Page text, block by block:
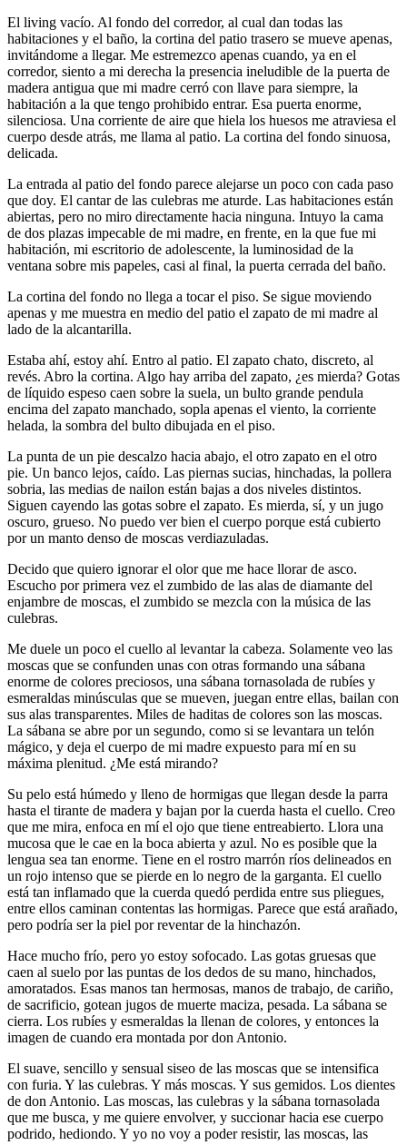
El living vacío. Al fondo del corredor, al cual dan todas las
habitaciones y el baño, la cortina del patio trasero se mueve apenas,
invitándome a llegar. Me estremezco apenas cuando, ya en el
corredor, siento a mi derecha la presencia ineludible de la puerta de
madera antigua que mi madre cerró con llave para siempre, la
habitación a la que tengo prohibido entrar. Esa puerta enorme,
silenciosa. Una corriente de aire que hiela los huesos me atraviesa el
cuerpo desde atrás, me llama al patio. La cortina del fondo sinuosa,
delicada.
La entrada al patio del fondo parece alejarse un poco con cada paso
que doy. El cantar de las culebras me aturde. Las habitaciones están
abiertas, pero no miro directamente hacia ninguna. Intuyo la cama
de dos plazas impecable de mi madre, en frente, en la que fue mi
habitación, mi escritorio de adolescente, la luminosidad de la
ventana sobre mis papeles, casi al final, la puerta cerrada del baño.
La cortina del fondo no llega a tocar el piso. Se sigue moviendo
apenas y me muestra en medio del patio el zapato de mi madre al
lado de la alcantarilla.
Estaba ahí, estoy ahí. Entro al patio. El zapato chato, discreto, al
revés. Abro la cortina. Algo hay arriba del zapato, ¿es mierda? Gotas
de líquido espeso caen sobre la suela, un bulto grande pendula
encima del zapato manchado, sopla apenas el viento, la corriente
helada, la sombra del bulto dibujada en el piso.
La punta de un pie descalzo hacia abajo, el otro zapato en el otro
pie. Un banco lejos, caído. Las piernas sucias, hinchadas, la pollera
sobria, las medias de nailon están bajas a dos niveles distintos.
Siguen cayendo las gotas sobre el zapato. Es mierda, sí, y un jugo
oscuro, grueso. No puedo ver bien el cuerpo porque está cubierto
por un manto denso de moscas verdiazuladas.
Decido que quiero ignorar el olor que me hace llorar de asco.
Escucho por primera vez el zumbido de las alas de diamante del
enjambre de moscas, el zumbido se mezcla con la música de las
culebras.
Me duele un poco el cuello al levantar la cabeza. Solamente veo las
moscas que se confunden unas con otras formando una sábana
enorme de colores preciosos, una sábana tornasolada de rubíes y
esmeraldas minúsculas que se mueven, juegan entre ellas, bailan con
sus alas transparentes. Miles de haditas de colores son las moscas.
La sábana se abre por un segundo, como si se levantara un telón
mágico, y deja el cuerpo de mi madre expuesto para mí en su
máxima plenitud. ¿Me está mirando?
Su pelo está húmedo y lleno de hormigas que llegan desde la parra
hasta el tirante de madera y bajan por la cuerda hasta el cuello. Creo
que me mira, enfoca en mí el ojo que tiene entreabierto. Llora una
mucosa que le cae en la boca abierta y azul. No es posible que la
lengua sea tan enorme. Tiene en el rostro marrón ríos delineados en
un rojo intenso que se pierde en lo negro de la garganta. El cuello
está tan inflamado que la cuerda quedó perdida entre sus pliegues,
entre ellos caminan contentas las hormigas. Parece que está arañado,
pero podría ser la piel por reventar de la hinchazón.
Hace mucho frío, pero yo estoy sofocado. Las gotas gruesas que
caen al suelo por las puntas de los dedos de su mano, hinchados,
amoratados. Esas manos tan hermosas, manos de trabajo, de cariño,
de sacrificio, gotean jugos de muerte maciza, pesada. La sábana se
cierra. Los rubíes y esmeraldas la llenan de colores, y entonces la
imagen de cuando era montada por don Antonio.
El suave, sencillo y sensual siseo de las moscas que se intensifica
con furia. Y las culebras. Y más moscas. Y sus gemidos. Los dientes
de don Antonio. Las moscas, las culebras y la sábana tornasolada
que me busca, y me quiere envolver, y succionar hacia ese cuerpo
podrido, hediondo. Y yo no voy a poder resistir, las moscas, las